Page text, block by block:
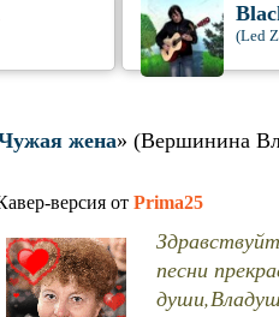
(Led
жена» (Вершинина
версия от Prima25
песни